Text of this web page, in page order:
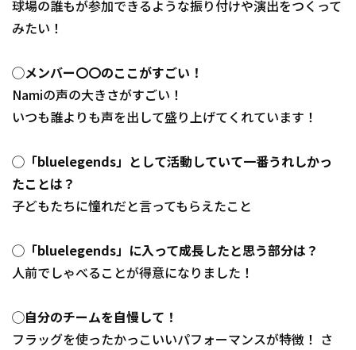
球場の誰もが参加できるような振り付けや演出をつくって
みたい！
◯メンバー〇〇のここがすごい！
Namiの声の大きさがすごい！
いつも誰よりも声を出して盛り上げてくれています！
◯「bluelegends」として活動していて一番うれしかっ
たことは？
子どもたちに憧れだと言ってもらえたこと
◯「bluelegends」に入って成長したと思う部分は？
人前でしゃべることが得意になりました！
◯自分のチームを自慢して！
フラッグを使ったかっこいいパフォーマンスが特徴！ さ